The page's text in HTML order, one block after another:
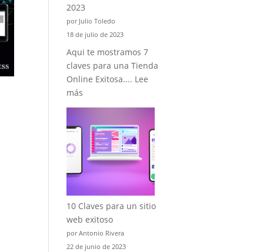
2023
por Julio Toledo
18 de julio de 2023
Aqui te mostramos 7
claves para una Tienda
Online Exitosa.... Lee
más
7
para
una
Tienda
Online
exitosa
10 Claves para un sitio
web exitoso
por Antonio Rivera
22 de junio de 2023